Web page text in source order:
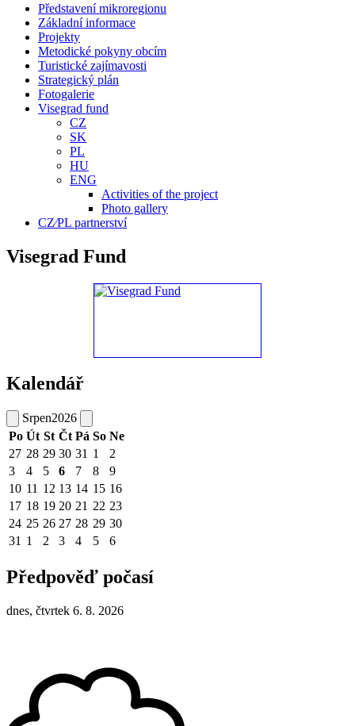
Představení mikroregionu
Základní informace
Projekty
Metodické pokyny obcím
Turistické zajímavosti
Strategický plán
Fotogalerie
Visegrad fund
CZ
SK
PL
HU
ENG
Activities of the project
Photo gallery
CZ⁄PL partnerství
Visegrad Fund
Kalendář
Srpen2026
Po Út St Čt Pá So Ne
27 28 29 30 31 1
2
3
4 5 6 7 8
9
10 11 12 13 14 15 16
17 18 19 20 21 22 23
24 25 26 27 28 29 30
31 1 2 3 4 5 6
Předpověď počasí
dnes, čtvrtek 6. 8. 2026